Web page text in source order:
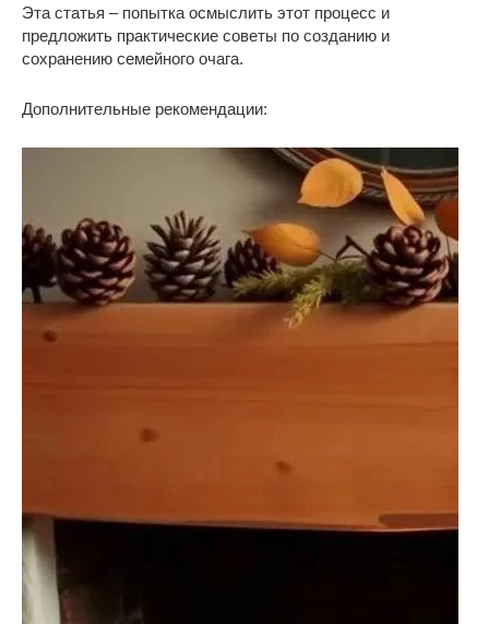
Эта статья – попытка осмыслить этот процесс и
предложить практические советы по созданию и
сохранению семейного очага.
Дополнительные рекомендации: